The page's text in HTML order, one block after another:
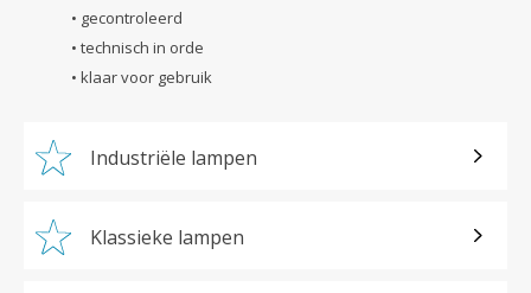
• gecontroleerd
• technisch in orde
• klaar voor gebruik
Industriële lampen
Klassieke lampen